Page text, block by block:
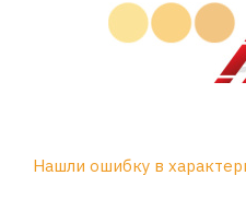
Нашли ошибку в